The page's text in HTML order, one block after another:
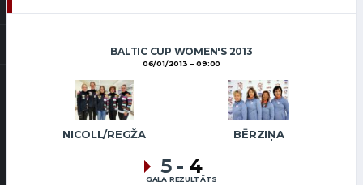
BALTIC CUP WOMEN'S 2013
06/01/2013 09:00
NICOLL/REGŽA BĒRZIŅA
5 - 4
GALA REZULTĀTS